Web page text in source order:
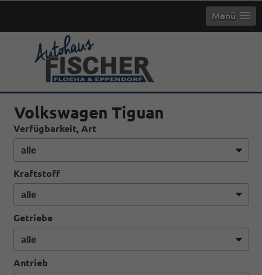
Menü
Volkswagen Tiguan
Verfügbarkeit, Art
Kraftstoff
Getriebe
Antrieb